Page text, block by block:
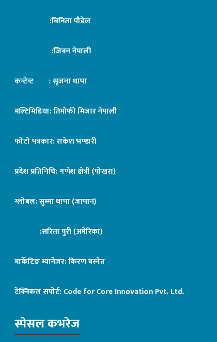
:बिनिता पौडेल
:जिबन नेपाली
कन्टेन्ट : सृजना थापा
मल्टिमिडिया: तिमोफी मिजार नेपाली
फोटो पत्रकार: राकेश भण्डारी
प्रदेश प्रतिनिधि: गणेश क्षेत्री (पोखरा)
ग्लोबल: सुम्मा थापा (जापान)
:सरिता पुरी (अमेरिका)
मार्केटिङ म्यानेजर: किरण बस्नेत
टेक्निकल सपोर्ट:Code for Core Innovation Pvt. Ltd.
स्पेसल कभरेज